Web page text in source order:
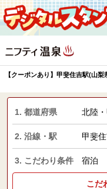
【クーポンあり】甲斐住吉駅(山
1. 都道府県 北陸
2. 沿線・駅 甲斐
3. こだわり条件 宿泊
こだ